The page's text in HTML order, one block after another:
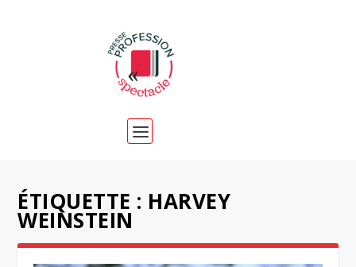
ÉTIQUETTE : HARVEY
WEINSTEIN